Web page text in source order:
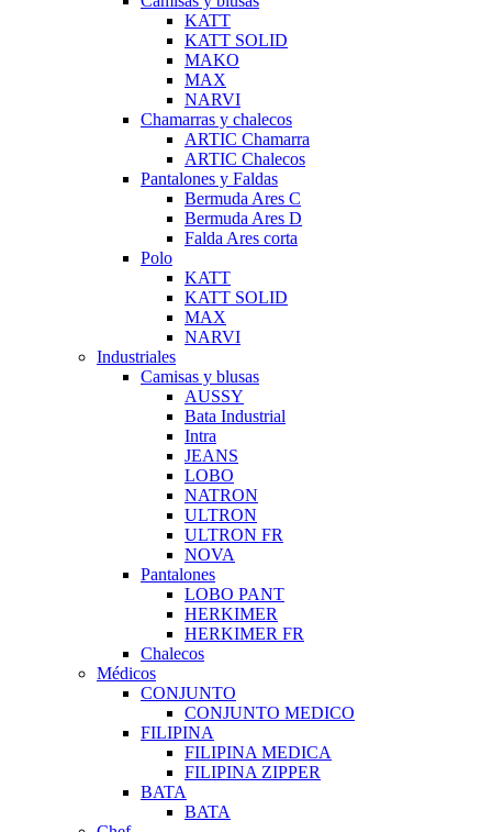
KATT
KATT SOLID
MAKO
MAX
NARVI
Chamarras y chalecos
ARTIC Chamarra
ARTIC Chalecos
Pantalones y Faldas
Bermuda Ares C
Bermuda Ares D
Falda Ares corta
Polo
KATT
KATT SOLID
MAX
NARVI
Industriales
Camisas y blusas
AUSSY
Bata Industrial
Intra
JEANS
LOBO
NATRON
ULTRON
ULTRON FR
NOVA
Pantalones
LOBO PANT
HERKIMER
HERKIMER FR
Chalecos
Médicos
CONJUNTO
CONJUNTO MEDICO
FILIPINA
FILIPINA MEDICA
FILIPINA ZIPPER
BATA
BATA